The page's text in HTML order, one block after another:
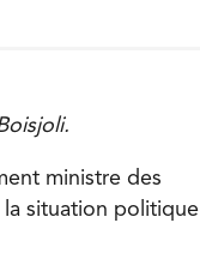
ministre des
la situation politique